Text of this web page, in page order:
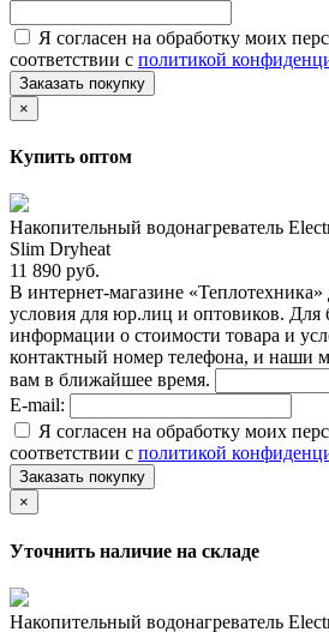
Я согласен на обработку моих
соответствии с политикой
Заказать покупку
×
Купить оптом
Накопительный водонагреватель
Slim Dryheat
11 890 руб.
В интернет-магазине
условия для юр.лиц и оптовиков. Для
информации о стоимости товара и
контактный номер телефона, и наши
вам в ближайшее время.
E-mail:
Я согласен на обработку моих
соответствии с политикой
Заказать покупку
×
Уточнить наличие на складе
Накопительный водонагреватель